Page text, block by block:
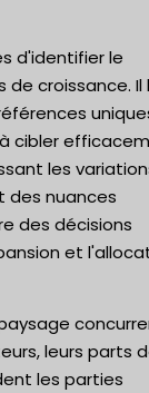
d'identifier le
croissance. Il
cibler
les
des nuances
des décisions
et
leurs parts
les parties